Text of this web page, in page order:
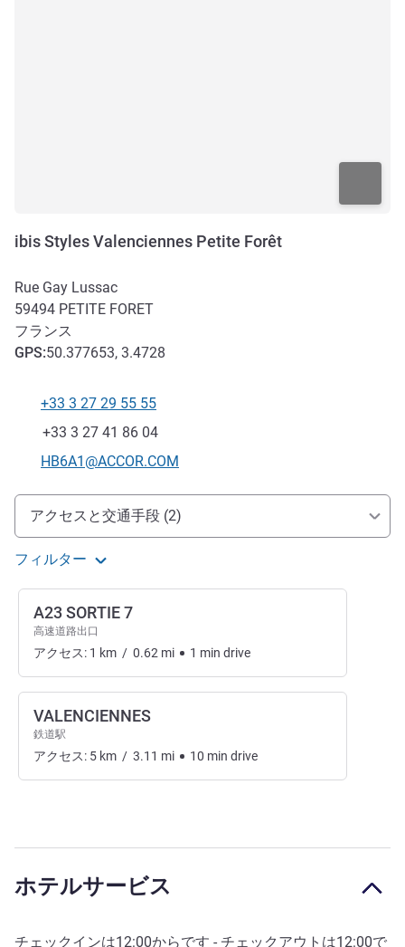
ibis Styles Valenciennes Petite Forêt
Rue Gay Lussac
59494 PETITE FORET
フランス
GPS:50.377653, 3.4728
電話番号
+33 3 27 29 55 55
ファックス
+33 3 27 41 86 04
Eメール
HB6A1@ACCOR.COM
アクセスと交通機関
アクセスと交通手段 (2)
フィルター
A23 SORTIE 7
高速道路出口
アクセス: 1 km / 0.62 mi 1 min drive
VALENCIENNES
鉄道駅
アクセス: 5 km / 3.11 mi 10 min drive
ホテルサービス
チェックインは12:00からです - チェックアウトは12:00で